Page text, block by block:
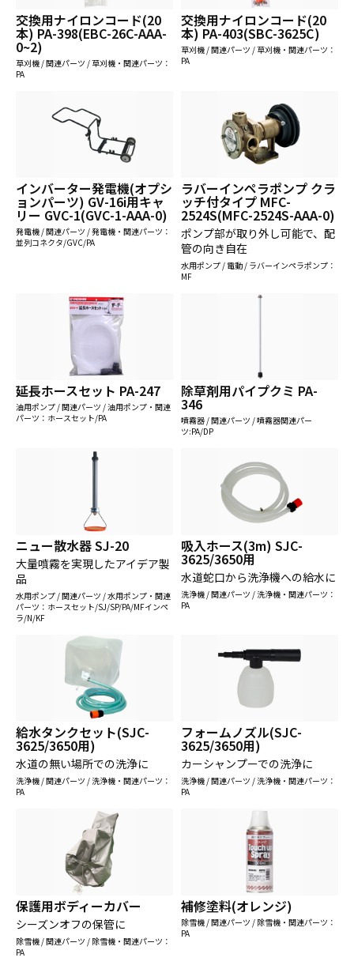
交換用ナイロンコード(20
本) PA-398(EBC-26C-AAA-
0~2)
草刈機 / 関連パーツ / 草刈機・関連パーツ：
PA
交換用ナイロンコード(20
本) PA-403(SBC-3625C)
草刈機 / 関連パーツ / 草刈機・関連パーツ：
PA
インバーター発電機(オプシ
ョンパーツ) GV-16i用キャ
リー GVC-1(GVC-1-AAA-0)
発電機 / 関連パーツ / 発電機・関連パーツ：
並列コネクタ/GVC/PA
ラバーインペラポンプ クラ
ッチ付タイプ MFC-
2524S(MFC-2524S-AAA-0)
ポンプ部が取り外し可能で、配
管の向き自在
水用ポンプ / 電動 / ラバーインペラポンプ：
MF
延長ホースセット PA-247
油用ポンプ / 関連パーツ / 油用ポンプ・関連
パーツ：ホースセット/PA
除草剤用パイプクミ PA-
346
噴霧器 / 関連パーツ / 噴霧器関連パー
ツ:PA/DP
ニュー散水器 SJ-20
大量噴霧を実現したアイデア製
品
水用ポンプ / 関連パーツ / 水用ポンプ・関連
パーツ：ホースセット/SJ/SP/PA/MFインペ
ラ/N/KF
吸入ホース(3m) SJC-
3625/3650用
水道蛇口から洗浄機への給水に
洗浄機 / 関連パーツ / 洗浄機・関連パーツ：
PA
給水タンクセット(SJC-
3625/3650用)
水道の無い場所での洗浄に
洗浄機 / 関連パーツ / 洗浄機・関連パーツ：
PA
フォームノズル(SJC-
3625/3650用)
カーシャンプーでの洗浄に
洗浄機 / 関連パーツ / 洗浄機・関連パーツ：
PA
保護用ボディーカバー
シーズンオフの保管に
除雪機 / 関連パーツ / 除雪機・関連パーツ：
PA
補修塗料(オレンジ)
除雪機 / 関連パーツ / 除雪機・関連パーツ：
PA